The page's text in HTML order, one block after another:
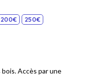
200€ 250€
Accès par une